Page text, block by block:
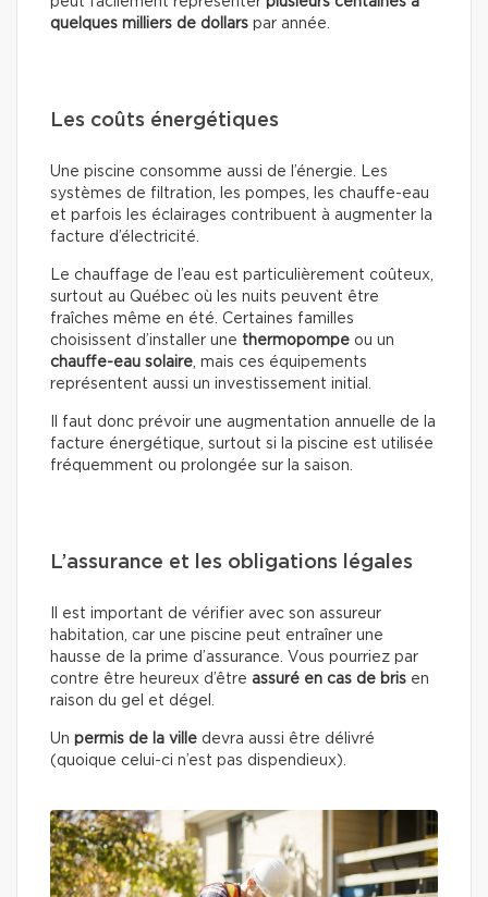
quelques milliers de dollars par année.
Les coûts énergétiques
Une piscine consomme aussi de l’énergie. Les
systèmes de filtration, les pompes, les chauffe-eau
et parfois les éclairages contribuent à augmenter la
facture d’électricité.
Le chauffage de l’eau est particulièrement coûteux,
surtout au Québec où les nuits peuvent être
fraîches même en été. Certaines familles
choisissent d’installer une thermopompe ou un
chauffe-eau solaire, mais ces équipements
représentent aussi un investissement initial.
Il faut donc prévoir une augmentation annuelle de la
facture énergétique, surtout si la piscine est utilisée
fréquemment ou prolongée sur la saison.
L’assurance et les obligations légales
Il est important de vérifier avec son assureur
habitation, car une piscine peut entraîner une
hausse de la prime d’assurance. Vous pourriez par
contre être heureux d’être assuré en cas de bris en
raison du gel et dégel.
Un permis de la ville devra aussi être délivré
(quoique celui-ci n’est pas dispendieux).